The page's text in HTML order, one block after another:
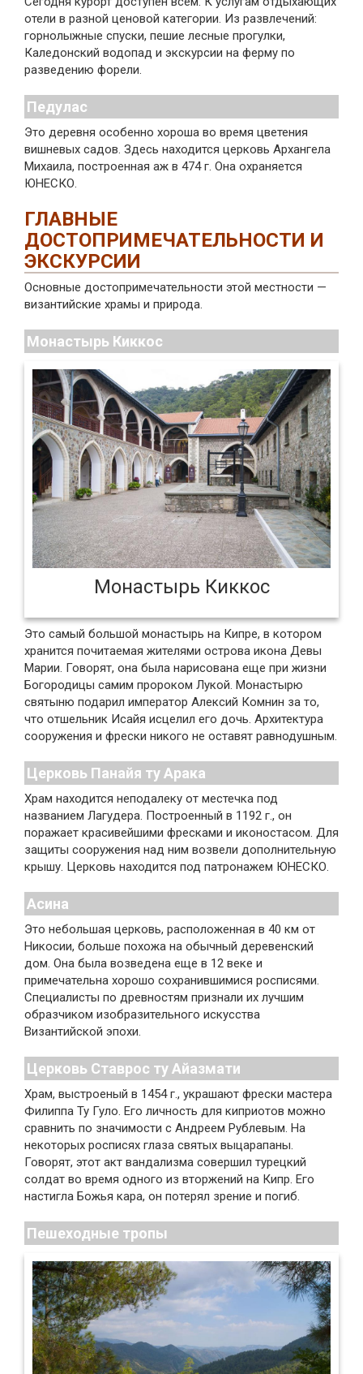
отели в разной ценовой категории. Из развлечений:
горнолыжные спуски, пешие лесные прогулки,
Каледонский водопад и экскурсии на ферму по
разведению форели.
Педулас
Это деревня особенно хороша во время цветения
вишневых садов. Здесь находится церковь Архангела
Михаила, построенная аж в 474 г. Она охраняется
ЮНЕСКО.
ГЛАВНЫЕ
ДОСТОПРИМЕЧАТЕЛЬНОСТИ И
ЭКСКУРСИИ
Основные достопримечательности этой местности —
византийские храмы и природа.
Монастырь Киккос
Монастырь Киккос
Это самый большой монастырь на Кипре, в котором
хранится почитаемая жителями острова икона Девы
Марии. Говорят, она была нарисована еще при жизни
Богородицы самим пророком Лукой. Монастырю
святыню подарил император Алексий Комнин за то,
что отшельник Исайя исцелил его дочь. Архитектура
сооружения и фрески никого не оставят равнодушным.
Церковь Панайя ту Арака
Храм находится неподалеку от местечка под
названием Лагудера. Построенный в 1192 г., он
поражает красивейшими фресками и иконостасом. Для
защиты сооружения над ним возвели дополнительную
крышу. Церковь находится под патронажем ЮНЕСКО.
Асина
Это небольшая церковь, расположенная в 40 км от
Никосии, больше похожа на обычный деревенский
дом. Она была возведена еще в 12 веке и
примечательна хорошо сохранившимися росписями.
Специалисты по древностям признали их лучшим
образчиком изобразительного искусства
Византийской эпохи.
Церковь Ставрос ту Айазмати
Храм, выстроеный в 1454 г., украшают фрески мастера
Филиппа Ту Гуло. Его личность для киприотов можно
сравнить по значимости с Андреем Рублевым. На
некоторых росписях глаза святых выцарапаны.
Говорят, этот акт вандализма совершил турецкий
солдат во время одного из вторжений на Кипр. Его
настигла Божья кара, он потерял зрение и погиб.
Пешеходные тропы